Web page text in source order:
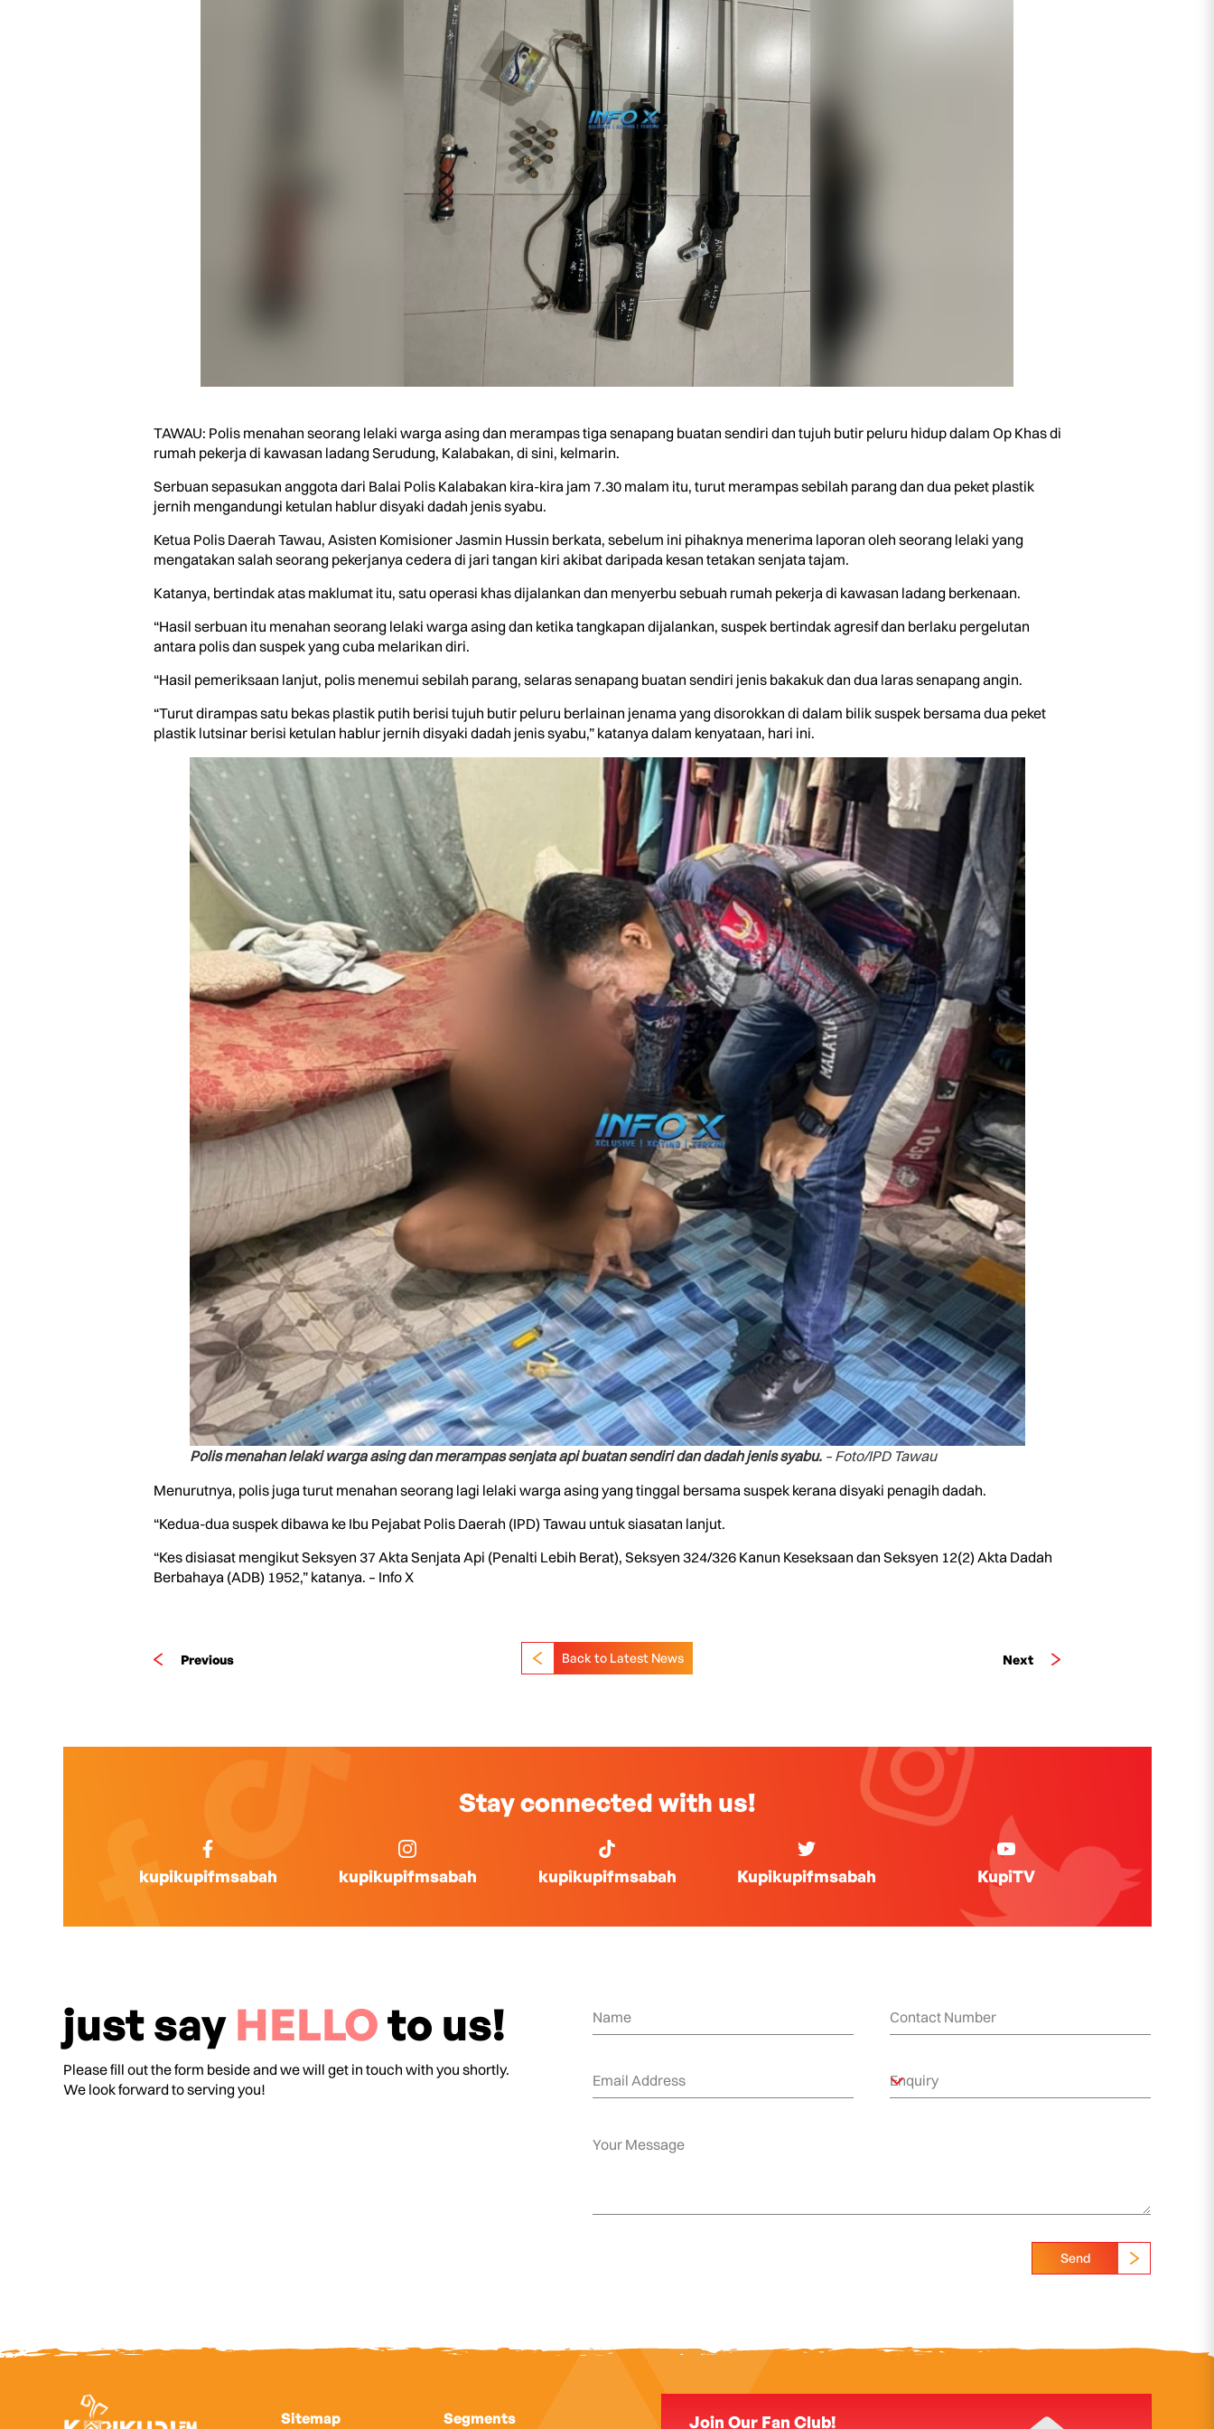
TAWAU: Polis menahan seorang lelaki warga asing dan merampas tiga senapang buatan sendiri dan tujuh butir peluru hidup dalam Op Khas di
rumah pekerja di kawasan ladang Serudung, Kalabakan, di sini, kelmarin.
Serbuan sepasukan anggota dari Balai Polis Kalabakan kira-kira jam 7.30 malam itu, turut merampas sebilah parang dan dua peket plastik
jernih mengandungi ketulan hablur disyaki dadah jenis syabu.
Ketua Polis Daerah Tawau, Asisten Komisioner Jasmin Hussin berkata, sebelum ini pihaknya menerima laporan oleh seorang lelaki yang
mengatakan salah seorang pekerjanya cedera di jari tangan kiri akibat daripada kesan tetakan senjata tajam.
Katanya, bertindak atas maklumat itu, satu operasi khas dijalankan dan menyerbu sebuah rumah pekerja di kawasan ladang berkenaan.
“Hasil serbuan itu menahan seorang lelaki warga asing dan ketika tangkapan dijalankan, suspek bertindak agresif dan berlaku pergelutan
antara polis dan suspek yang cuba melarikan diri.
“Hasil pemeriksaan lanjut, polis menemui sebilah parang, selaras senapang buatan sendiri jenis bakakuk dan dua laras senapang angin.
“Turut dirampas satu bekas plastik putih berisi tujuh butir peluru berlainan jenama yang disorokkan di dalam bilik suspek bersama dua peket
plastik lutsinar berisi ketulan hablur jernih disyaki dadah jenis syabu,” katanya dalam kenyataan, hari ini.
Polis menahan lelaki warga asing dan merampas senjata api buatan sendiri dan dadah jenis syabu. – Foto/IPD Tawau
Menurutnya, polis juga turut menahan seorang lagi lelaki warga asing yang tinggal bersama suspek kerana disyaki penagih dadah.
“Kedua-dua suspek dibawa ke Ibu Pejabat Polis Daerah (IPD) Tawau untuk siasatan lanjut.
“Kes disiasat mengikut Seksyen 37 Akta Senjata Api (Penalti Lebih Berat), Seksyen 324/326 Kanun Keseksaan dan Seksyen 12(2) Akta Dadah
Berbahaya (ADB) 1952,” katanya. – Info X
Previous Next
Back to Latest News
Stay connected with us!
kupikupifmsabah kupikupifmsabah kupikupifmsabah Kupikupifmsabah KupiTV
just say HELLOto us!
Please fill out the form beside and we will get in touch with you shortly.
We look forward to serving you!
Send
Sitemap Segments Join Our Fan Club!